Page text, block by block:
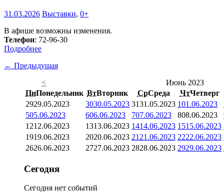
31.03.2026 Выставки, 0+
В афише возможны изменения.
Телефон: 72-96-30
Подробнее
← Предыдущая
<
Июнь 2023
ПнПонедельник ВтВторник СрСреда ЧтЧетверг
2929.05.2023 3030.05.2023 3131.05.2023 101.06.2023
505.06.2023 606.06.2023 707.06.2023 808.06.2023
1212.06.2023 1313.06.2023 1414.06.2023 1515.06.2023
1919.06.2023 2020.06.2023 21 21.06.2023 2222.06.2023
2626.06.2023 2727.06.2023 2828.06.2023 2929.06.2023
Сегодня
Сегодня нет событий